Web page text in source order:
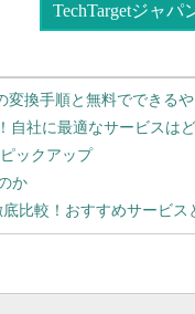
TechTargetジャパ
変換手順と無料でできる
自社に最適なサービスは
ックアップ
か
比較！おすすめサービ